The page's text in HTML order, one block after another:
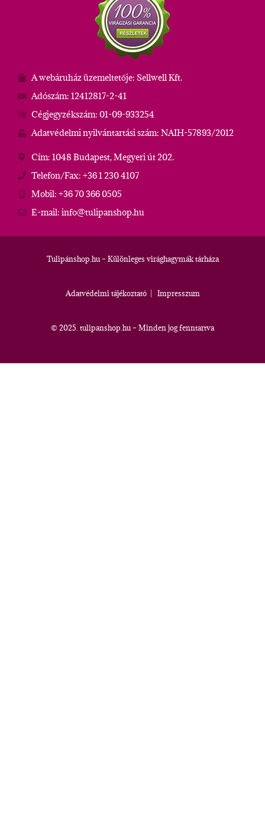
A webáruház üzemeltetője: Sellwell Kft.
Adószám: 12412817-2-41
Cégjegyzékszám: 01-09-933254
Adatvédelmi nyilvántartási szám: NAIH-57893/2012
Cím: 1048 Budapest, Megyeri út 202.
Telefon/Fax: +36 1 230 4107
Mobil: +36 70 366 0505
E-mail: info@tulipanshop.hu
Tulipánshop.hu – Különleges virághagymák tárháza
Adatvédelmi tájékoztató| Impresszum
© 2025. tulipanshop.hu – Minden jog fenntartva